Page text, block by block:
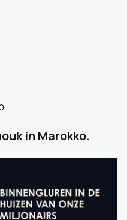
in Marokko.